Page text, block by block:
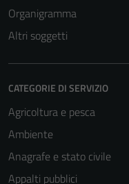
Organigramma
Altri soggetti
CATEGORIE DI SERVIZIO
Agricoltura e pesca
Ambiente
Anagrafe e stato civile
Appalti pubblici